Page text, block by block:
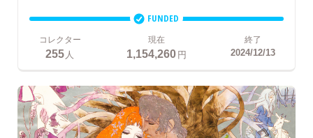
FUNDED
コレクター
255 人
現在
1,154,260円
終了
2024/12/13